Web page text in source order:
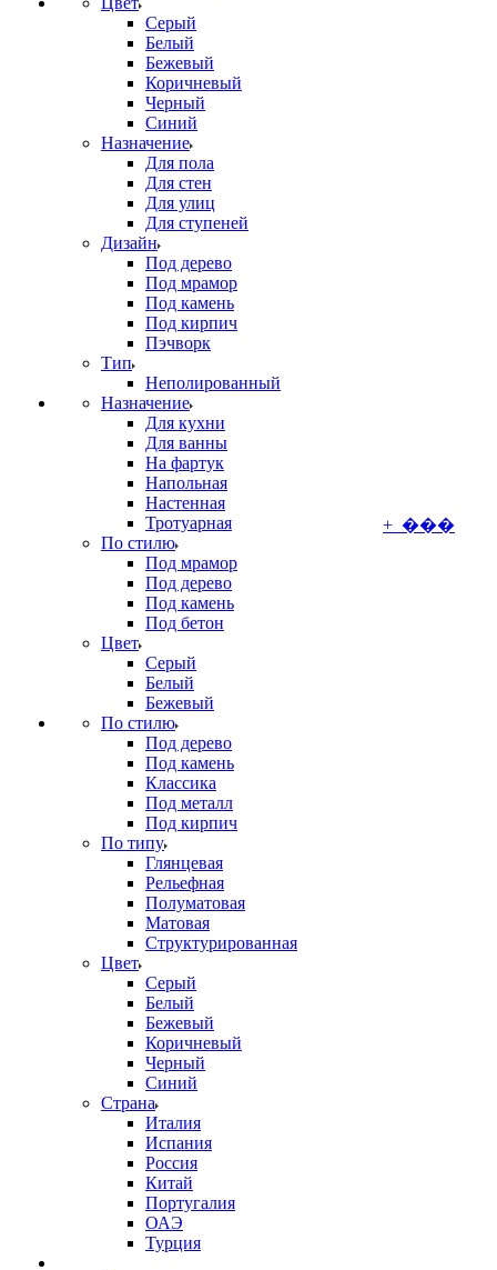
Серый
Белый
Бежевый
Коричневый
Черный
Синий
Назначение
Для пола
Для стен
Для улиц
Для ступеней
Дизайн
Под дерево
Под мрамор
Под камень
Под кирпич
Пэчворк
Тип
Неполированный
Назначение
Для кухни
Для ванны
На фартук
Напольная
Настенная
Тротуарная
По стилю
Под мрамор
Под дерево
Под камень
Под бетон
Цвет
Серый
Белый
Бежевый
По стилю
Под дерево
Под камень
Классика
Под металл
Под кирпич
По типу
Глянцевая
Рельефная
Полуматовая
Матовая
Структурированная
Цвет
Серый
Белый
Бежевый
Коричневый
Черный
Синий
Страна
Италия
Испания
Россия
Китай
Португалия
ОАЭ
Турция
+ ���